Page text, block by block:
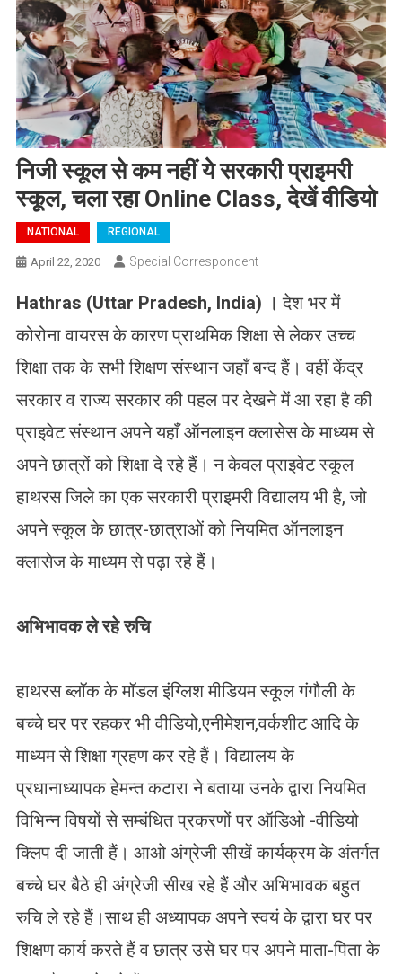
निजी स्कूल से कम नहीं ये सरकारी प्राइमरी
स्कूल, चला रहा Online Class, देखें वीडियो
NATIONAL REGIONAL
April 22, 2020 Special Correspondent
Hathras (Uttar Pradesh, India) ।देश भर में
कोरोना वायरस के कारण प्राथमिक शिक्षा से लेकर उच्च
शिक्षा तक के सभी शिक्षण संस्थान जहाँ बन्द हैं। वहीं केंद्र
सरकार व राज्य सरकार की पहल पर देखने में आ रहा है की
प्राइवेट संस्थान अपने यहाँ ऑनलाइन क्लासेस के माध्यम से
अपने छात्रों को शिक्षा दे रहे हैं। न केवल प्राइवेट स्कूल
हाथरस जिले का एक सरकारी प्राइमरी विद्यालय भी है, जो
अपने स्कूल के छात्र-छात्राओं को नियमित ऑनलाइन
क्लासेज के माध्यम से पढ़ा रहे हैं।
अभिभावक ले रहे रुचि
हाथरस ब्लॉक के मॉडल इंग्लिश मीडियम स्कूल गंगौली के
बच्चे घर पर रहकर भी वीडियो,एनीमेशन,वर्कशीट आदि के
माध्यम से शिक्षा ग्रहण कर रहे हैं। विद्यालय के
प्रधानाध्यापक हेमन्त कटारा ने बताया उनके द्वारा नियमित
विभिन्न विषयों से सम्बंधित प्रकरणों पर ऑडिओ -वीडियो
क्लिप दी जाती हैं। आओ अंग्रेजी सीखें कार्यक्रम के अंतर्गत
बच्चे घर बैठे ही अंग्रेजी सीख रहे हैं और अभिभावक बहुत
रुचि ले रहे हैं।साथ ही अध्यापक अपने स्वयं के द्वारा घर पर
शिक्षण कार्य करते हैं व छात्र उसे घर पर अपने माता-पिता के